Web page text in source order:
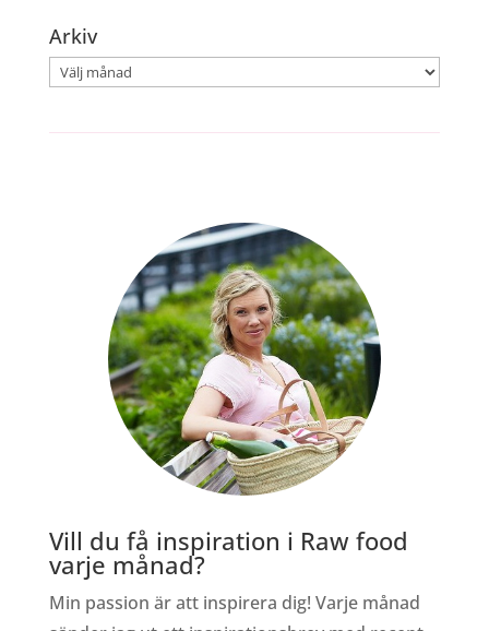
Arkiv
Arkiv
Vill du få inspiration i Raw food
varje månad?
Min passion är att inspirera dig! Varje månad